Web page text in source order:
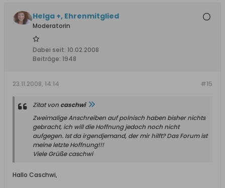
Helga +, Ehrenmitglied
Moderatorin
Dabei seit: 10.02.2008
Beiträge: 1948
#15
23.11.2008, 14:14
Zitat von caschwi
Zweimalige Anschreiben auf polnisch haben bisher nichts
gebracht, ich will die Hoffnung jedoch noch nicht
aufgegen. Ist da irgendjemand, der mir hilft? Das Forum ist
meine letzte Hoffnung!!!
Viele Grüße caschwi
Hallo Caschwi,